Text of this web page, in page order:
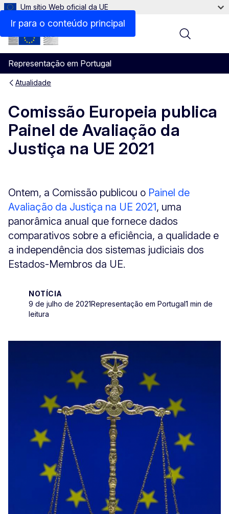
Ir para o conteúdo principal
Um sítio Web oficial da UE
Representação em Portugal
Menu
Atualidade
Comissão Europeia publica
Painel de Avaliação da
Justiça na UE 2021
Ontem, a Comissão publicou o Painel de
Avaliação da Justiça na UE 2021, uma
panorâmica anual que fornece dados
comparativos sobre a eficiência, a qualidade e
a independência dos sistemas judiciais dos
Estados-Membros da UE.
NOTÍCIA
9 de julho de 2021Representação em Portugal1 min de
leitura